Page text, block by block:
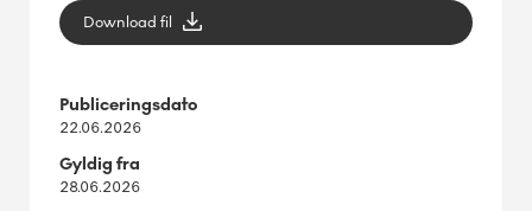
Download fil
Publiceringsdato
22.06.2026
Gyldig fra
28.06.2026